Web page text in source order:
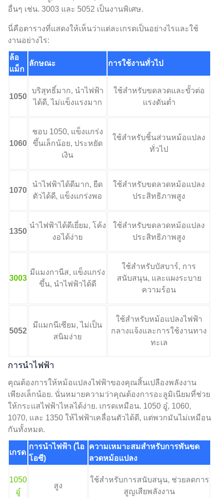
อื่นๆ เช่น. 3003 และ 5052 เป็นงานพิเศษ.
นี่คือตารางที่แสดงให้เห็นว่าแต่ละเกรดเป็นอย่างไรและใช้
งานอย่างไร:
ล้อ
แม็ก
ลักษณะ การใช้งานทั่วไป
1050
บริสุทธิ์มาก, นำไฟฟ้า
ได้ดี, ไม่แข็งแรงมาก
ใช้สำหรับขดลวดและขั้วต่อ
แรงดันต่ำ
1060
ชอบ 1050, แข็งแกร่ง
ขึ้นเล็กน้อย, ประหยัด
เงิน
ใช้สำหรับชิ้นส่วนหม้อแปลง
ทั่วไป
1070
นำไฟฟ้าได้ดีมาก, ยืด
ตัวได้ดี, แข็งแกร่งพอ
ใช้สำหรับขดลวดหม้อแปลง
ประสิทธิภาพสูง
1350
นำไฟฟ้าได้ดีเยี่ยม, โค้ง
งอได้ง่าย
ใช้สำหรับขดลวดหม้อแปลง
ประสิทธิภาพสูง
3003
มีแมงกานีส, แข็งแกร่ง
ขึ้น, นำไฟฟ้าได้ดี
ใช้สำหรับบัสบาร์, การ
สนับสนุน, และแผงระบาย
ความร้อน
5052
มีแมกนีเซียม, ไม่เป็น
สนิมง่าย
ใช้สำหรับหม้อแปลงไฟฟ้า
กลางแจ้งและการใช้งานทาง
ทะเล
การนำไฟฟ้า
คุณต้องการให้หม้อแปลงไฟฟ้าของคุณสิ้นเปลืองพลังงาน
เพียงเล็กน้อย. นั่นหมายความว่าคุณต้องการอะลูมิเนียมที่ช่วย
ให้กระแสไฟฟ้าไหลได้ง่าย. เกรดเหมือน. 1050 อู๋, 1060,
1070, และ 1350 ให้ไฟฟ้าเคลื่อนตัวได้ดี, แต่พวกมันไม่เหมือน
กันทั้งหมด.
เกรด
การนำไฟฟ้า (ไอ
โอซี)
ความเหมาะสมสำหรับการพันขด
ลวดหม้อแปลง
1050
อู๋
สูง
ใช้สำหรับการสนับสนุน, ช่วยลดการ
สูญเสียพลังงาน